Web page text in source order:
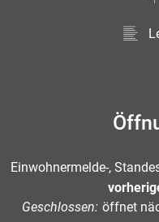
Einwohnermelde-,
Klicken, um weitere
Geschlossen: öffnet